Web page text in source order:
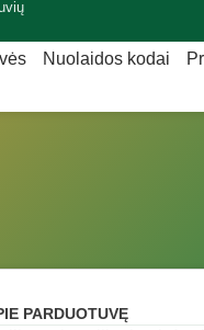
Nuolaidos kodai
PARDUOTUVĘ